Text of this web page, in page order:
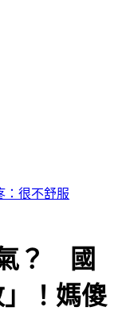
」最危險
？ 國
！媽傻